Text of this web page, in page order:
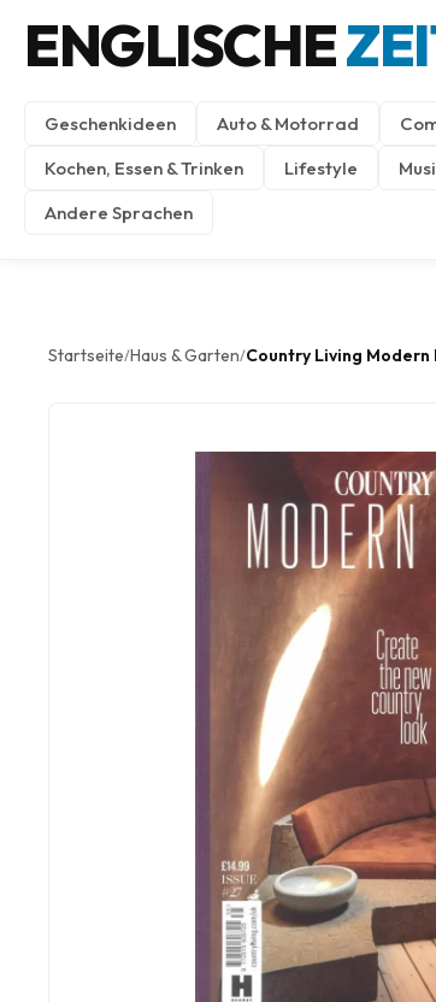
ENGLISCHE
Geschenkideen Auto & Motorrad
Kochen, Essen & Trinken
Lifestyle
Andere Sprachen
Startseite/Haus & Garten/Country Living Modern